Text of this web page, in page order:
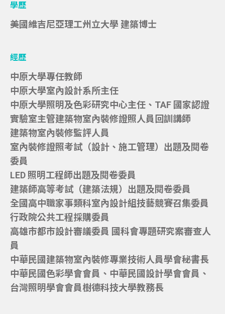
學歷
美國維吉尼亞理工州立大學 建築博士
經歷
中原大學專任教師
中原大學室內設計系所主任
中原大學照明及色彩研究中心主任、TAF 國家認證
實驗室主管建築物室內裝修證照人員回訓講師
建築物室內裝修監評人員
室內裝修證照考試（設計、施工管理）出題及閱卷
委員
LED 照明工程師出題及閱卷委員
建築師高等考試（建築法規）出題及閱卷委員
全國高中職家事類科室內設計組技藝競賽召集委員
行政院公共工程採購委員
高雄市都市設計審議委員 國科會專題研究案審查人
員
中華民國建築物室內裝修專業技術人員學會秘書長
中華民國色彩學會會員、中華民國設計學會會員、
台灣照明學會會員樹德科技大學教務長